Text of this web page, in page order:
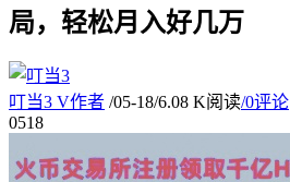
局，轻松月入好几万
叮当3 V作者 /05-18/6.08 K阅读/0评论
0518